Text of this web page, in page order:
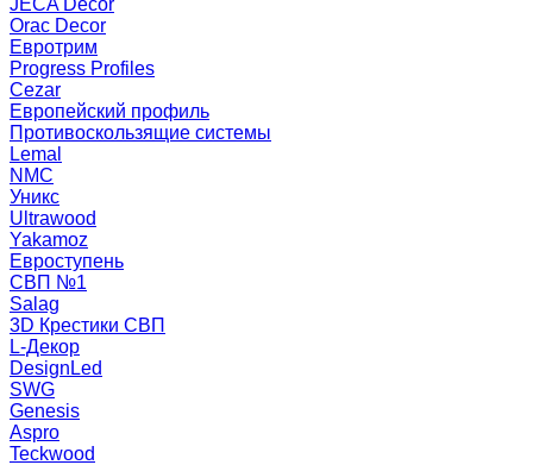
JECA Decor
Orac Decor
Евротрим
Progress Profiles
Cezar
Европейский профиль
Противоскользящие системы
Lemal
NMC
Уникс
Ultrawood
Yakamoz
Евроступень
СВП №1
Salag
3D Крестики СВП
L-Декор
DesignLed
SWG
Genesis
Aspro
Teckwood